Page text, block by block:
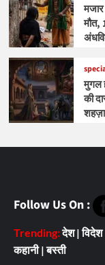
मजार
मौत,
मुगल
की
Follow Us On :
Trending:देश|विदेश
कहानी|बस्ती